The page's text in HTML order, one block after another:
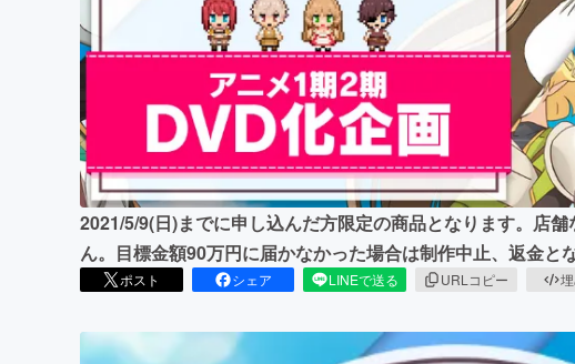
2021/5/9(日)までに申し込んだ方限定の商品となります。店
ん。目標金額90万円に届かなかった場合は制作中止、返金と
ポスト シェア LINEで送る URLコピー